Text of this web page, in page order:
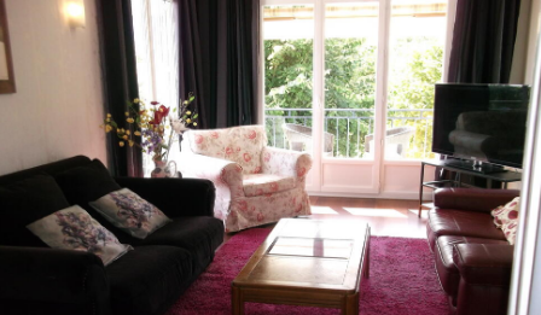
Aller
au
contenu
principal